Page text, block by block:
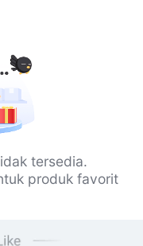
tersedia.
produk favorit